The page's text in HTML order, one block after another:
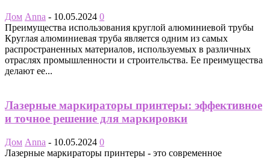
Дом Anna - 10.05.2024 0
Преимущества использования круглой алюминиевой трубы
Круглая алюминиевая труба является одним из самых
распространенных материалов, используемых в различных
отраслях промышленности и строительства. Ее преимущества
делают ее...
Лазерные маркираторы принтеры: эффективное
и точное решение для маркировки
Дом Anna - 10.05.2024 0
Лазерные маркираторы принтеры - это современное